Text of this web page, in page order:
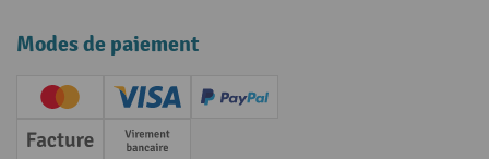
Modes de paiement
Creditcard (Master)Creditcard (Visa)
PayPal
Facture Paiement anticipé